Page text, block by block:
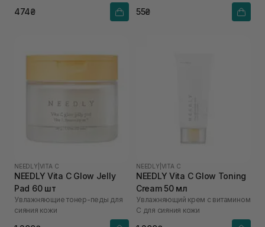
474₴ 55₴
NEEDLY VITA C
NEEDLY Vita C Glow Jelly
Pad 60 шт
Увлажняющие тонер-педы для
сияния кожи
NEEDLY VITA C
NEEDLY Vita C Glow Toning
Cream 50 мл
Увлажняющий крем с витамином
С для сияния кожи